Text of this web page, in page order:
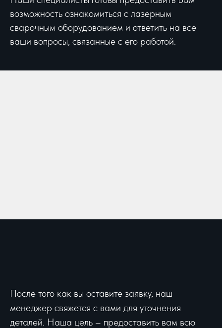
возможность ознакомиться с лазерным
сварочным оборудованием и ответить на все
ваши вопросы, связанные с его работой.
После того как вы оставите заявку, наш
менеджер свяжется с вами для уточнения
деталей. Наша цель – предоставить вам всю